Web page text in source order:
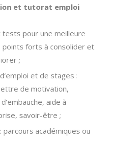
et tutorat emploi
pour une meilleure
points forts à consolider et
;
et de stages :
lettre de motivation,
aide à
savoir-être ;
académiques ou